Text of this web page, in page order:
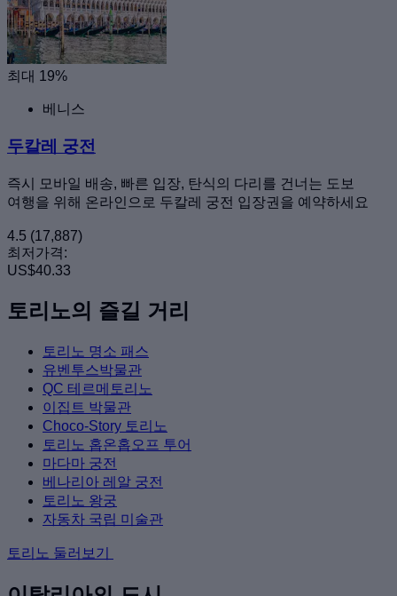
최대 19%
베니스
두칼레 궁전
즉시 모바일 배송, 빠른 입장, 탄식의 다리를 건너는 도보
여행을 위해 온라인으로 두칼레 궁전 입장권을 예약하세요
4.5 (17,887)
최저가격:
US$40.33
토리노의 즐길 거리
토리노 명소 패스
유벤투스박물관
QC 테르메토리노
이집트 박물관
Choco-Story 토리노
토리노 홉온홉오프 투어
마다마 궁전
베나리아 레알 궁전
토리노 왕궁
자동차 국립 미술관
토리노 둘러보기